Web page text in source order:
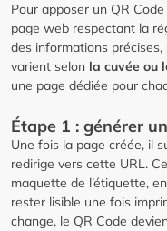
Pour apposer un QR
page web respectant la
des informations précises,
varient selon la cuvée ou
une page dédiée pour
Étape 1 : générer
Une fois la page créée, il
redirige vers cette URL.
maquette de l’étiquette,
rester lisible une fois
change, le QR Code